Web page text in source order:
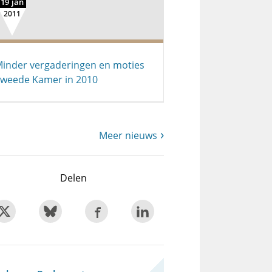
2011
vergaderingen en moties
Kamer in 2010
Meer nieuws
Delen